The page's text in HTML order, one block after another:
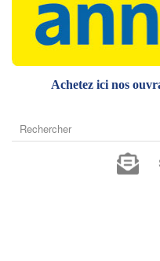
Achetez ici nos